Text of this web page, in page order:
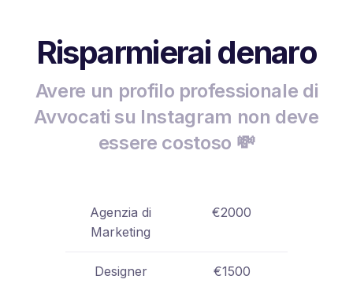
Risparmierai denaro
Avere un profilo professionale di
Avvocati su Instagram non deve
essere costoso 💸
Agenzia di
Marketing
€2000
Designer €1500